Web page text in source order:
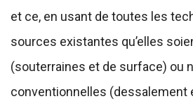
et ce, en usant de toutes les
sources existantes qu’elles
(souterraines et de surface) ou
conventionnelles (dessalement